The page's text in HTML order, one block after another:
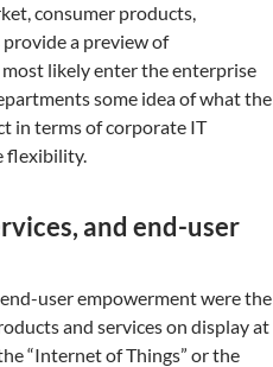
consumer products,
a preview of
likely enter the enterprise
some idea of what the
in terms of corporate IT
flexibility.
and end-user
user empowerment were the
and services on display at
“Internet of Things” or the